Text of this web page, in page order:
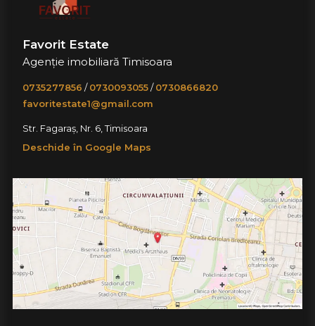
Favorit Estate
Agenție imobiliară Timisoara
0735277856 /0730093055/0730866820
favoritestate1@gmail.com
Str. Fagaraș, Nr. 6, Timisoara
Deschide în Google Maps